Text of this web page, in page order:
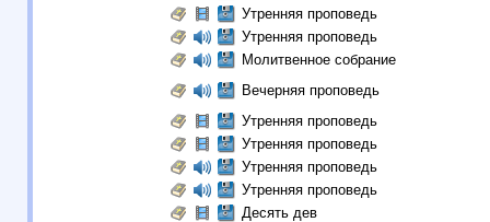
Утренняя проповедь
Утренняя проповедь
Молитвенное собрание
Вечерняя проповедь
Утренняя проповедь
Утренняя проповедь
Утренняя проповедь
Утренняя проповедь
Десять дев